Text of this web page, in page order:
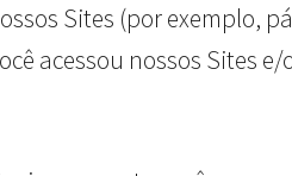
Sites (por exemplo,
acessou nossos Sites